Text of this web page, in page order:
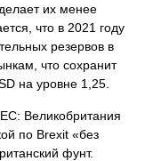
их менее
что в 2021 году
резервов в
что сохранит
на уровне 1,25.
Великобритания
по Brexit «без
фунт.